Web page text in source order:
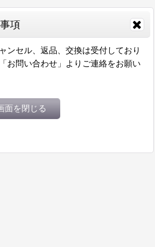
項
ンセル、返品、交換は受付しており
お問い合わせ」よりご連絡をお願い
面を閉じる